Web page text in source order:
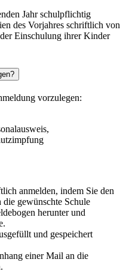
Jahr schulpflichtig
des Vorjahres schriftlich von
Einschulung ihrer Kinder
vorzulegen:
anmelden, indem Sie den
die gewünschte Schule
herunter und
und gespeichert
einer Mail an die